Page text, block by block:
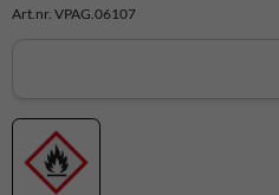
Art.nr. VPAG.06107